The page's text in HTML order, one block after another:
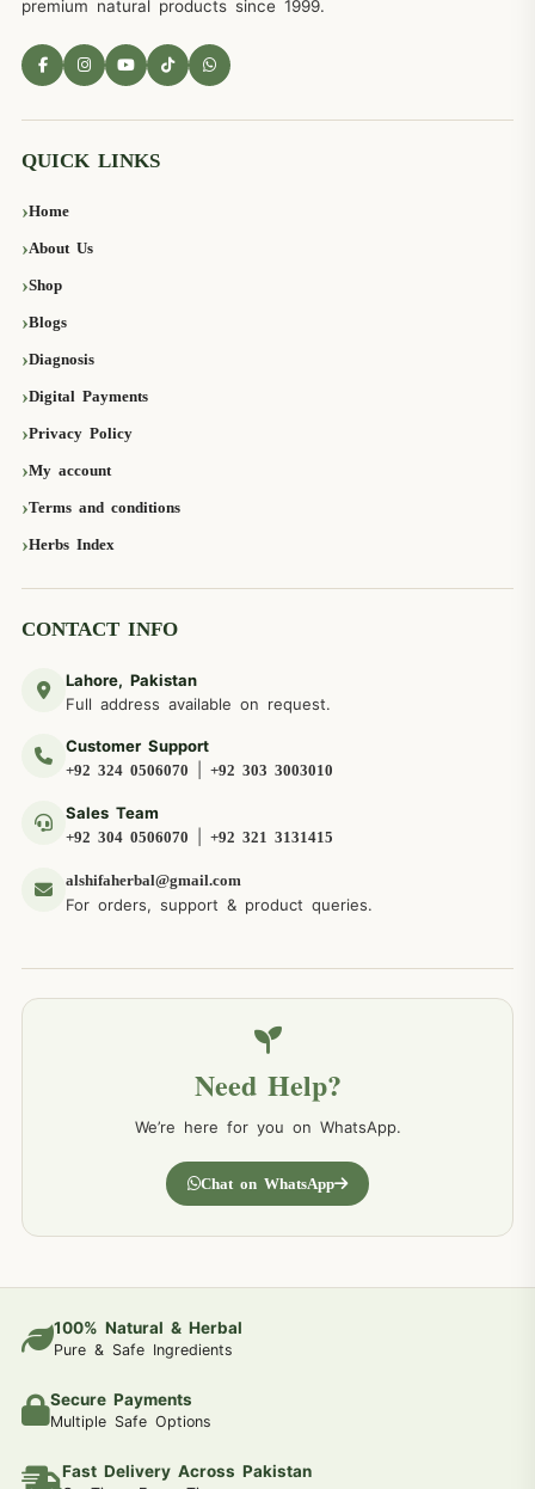
premium natural products since 1999.
QUICK LINKS
Home
About Us
Shop
Blogs
Diagnosis
Digital Payments
Privacy Policy
My account
Terms and conditions
Herbs Index
CONTACT INFO
Lahore, Pakistan
Full address available on request.
Customer Support
+92 324 0506070 +92 303 3003010
Sales Team
+92 304 0506070 +92 321 3131415
alshifaherbal@gmail.com
For orders, support & product queries.
Need Help?
We’re here for you on WhatsApp.
Chat on WhatsApp
100% Natural & Herbal
Pure & Safe Ingredients
Secure Payments
Multiple Safe Options
Fast Delivery Across Pakistan